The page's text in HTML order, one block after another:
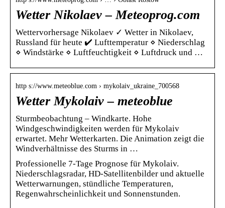
Wetter Nikolaev – Meteoprog.com
Wettervorhersage Nikolaev ✓ Wetter in Nikolaev,
Russland für heute ✔️ Lufttemperatur ⋄ Niederschlag
⋄ Windstärke ⋄ Luftfeuchtigkeit ⋄ Luftdruck und …
http s://www.meteoblue.com › mykolaiv_ukraine_700568
Wetter Mykolaiv – meteoblue
Sturmbeobachtung – Windkarte. Hohe
Windgeschwindigkeiten werden für Mykolaiv
erwartet. Mehr Wetterkarten. Die Animation zeigt die
Windverhältnisse des Sturms in …
Professionelle 7-Tage Prognose für Mykolaiv.
Niederschlagsradar, HD-Satellitenbilder und aktuelle
Wetterwarnungen, stündliche Temperaturen,
Regenwahrscheinlichkeit und Sonnenstunden.